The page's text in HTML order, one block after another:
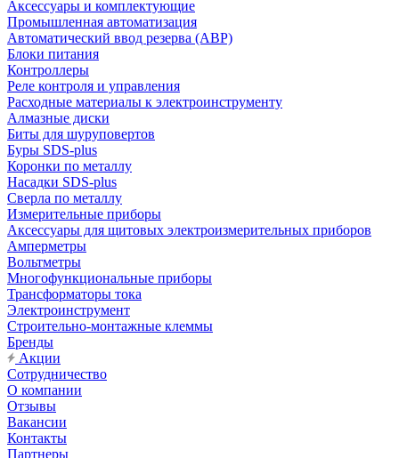
Аксессуары и комплектующие
Промышленная автоматизация
Автоматический ввод резерва (АВР)
Блоки питания
Контроллеры
Реле контроля и управления
Расходные материалы к электроинструменту
Алмазные диски
Биты для шуруповертов
Буры SDS-plus
Коронки по металлу
Насадки SDS-plus
Сверла по металлу
Измерительные приборы
Аксессуары для щитовых электроизмерительных приборов
Амперметры
Вольтметры
Многофункциональные приборы
Трансформаторы тока
Электроинструмент
Строительно-монтажные клеммы
Бренды
Акции
Сотрудничество
О компании
Отзывы
Вакансии
Контакты
Партнеры